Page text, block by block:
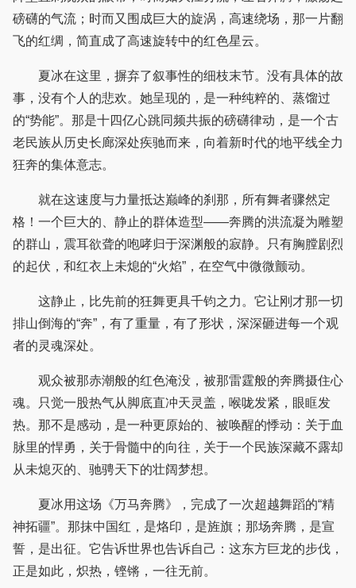
磅礴的气流；时而又围成巨大的旋涡，高速绕场，那一片翻
飞的红绸，简直成了高速旋转中的红色星云。
夏冰在这里，摒弃了叙事性的细枝末节。没有具体的故
事，没有个人的悲欢。她呈现的，是一种纯粹的、蒸馏过
的“势能”。那是十四亿心跳同频共振的磅礴律动，是一个古
老民族从历史长廊深处疾驰而来，向着新时代的地平线全力
狂奔的集体意志。
就在这速度与力量抵达巅峰的刹那，所有舞者骤然定
格！一个巨大的、静止的群体造型——奔腾的洪流凝为雕塑
的群山，震耳欲聋的咆哮归于深渊般的寂静。只有胸膛剧烈
的起伏，和红衣上未熄的“火焰”，在空气中微微颤动。
这静止，比先前的狂舞更具千钧之力。它让刚才那一切
排山倒海的“奔”，有了重量，有了形状，深深砸进每一个观
者的灵魂深处。
观众被那赤潮般的红色淹没，被那雷霆般的奔腾摄住心
魂。只觉一股热气从脚底直冲天灵盖，喉咙发紧，眼眶发
热。那不是感动，是一种更原始的、被唤醒的悸动：关于血
脉里的悍勇，关于骨髓中的向往，关于一个民族深藏不露却
从未熄灭的、驰骋天下的壮阔梦想。
夏冰用这场《万马奔腾》，完成了一次超越舞蹈的“精
神拓疆”。那抹中国红，是烙印，是旌旗；那场奔腾，是宣
誓，是出征。它告诉世界也告诉自己：这东方巨龙的步伐，
正是如此，炽热，铿锵，一往无前。